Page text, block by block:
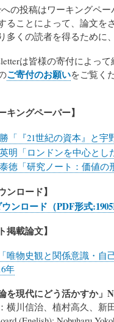
への投稿はワーキングペ
ることによって、論文を
多くの読者を得るために
は皆様の寄付によっ
ご寄付のお願いをご覧く
キングペーパー】
「『21世紀の資本』と宇
明「ロンドンを中心とし
徳「研究ノート：価値の
ンロード】
ンロード（PDF形式
掲載論文】
唯物史観と関係意識・
年
を現代にどう活かすか」
横川信治、植村高久、新